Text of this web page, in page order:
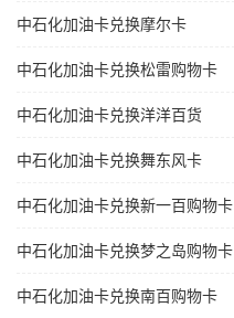
中石化加油卡兑换摩尔卡
中石化加油卡兑换松雷购物卡
中石化加油卡兑换洋洋百货
中石化加油卡兑换舞东风卡
中石化加油卡兑换新一百购物卡
中石化加油卡兑换梦之岛购物卡
中石化加油卡兑换南百购物卡